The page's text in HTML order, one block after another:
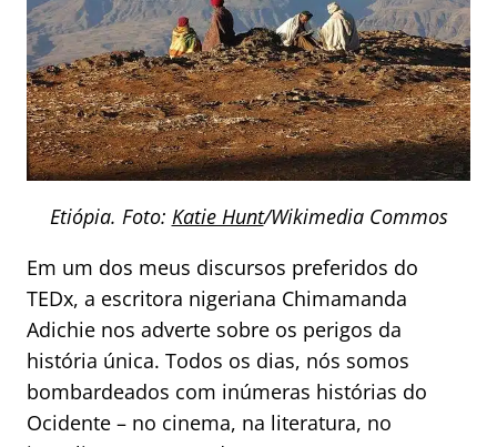
Etiópia. Foto: Katie Hunt/Wikimedia Commos
Em um dos meus discursos preferidos do
TEDx, a escritora nigeriana Chimamanda
Adichie nos adverte sobre os perigos da
história única. Todos os dias, nós somos
bombardeados com inúmeras histórias do
Ocidente – no cinema, na literatura, no